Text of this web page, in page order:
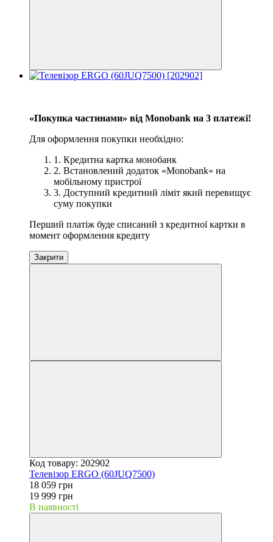
«Покупка частинами» від Monobank на 3 платежі!
Для оформлення покупки необхідно:
1. Кредитна картка монобанк
2. Встановлений додаток «Monobank« на
мобільному пристрої
3. Доступний кредитний ліміт який перевищує
суму покупки
Перший платіж буде списаний з кредитної картки в
момент оформлення кредиту
Закрити
Код товару: 202902
Телевізор ERGO (60JUQ7500)
18 059 грн
19 999 грн
В наявності